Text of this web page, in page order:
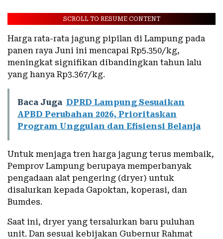
SCROLL TO RESUME CONTENT
Harga rata-rata jagung pipilan di Lampung pada
panen raya Juni ini mencapai Rp5.350/kg,
meningkat signifikan dibandingkan tahun lalu
yang hanya Rp3.367/kg.
Baca Juga DPRD Lampung Sesuaikan
APBD Perubahan 2026, Prioritaskan
Program Unggulan dan Efisiensi Belanja
Untuk menjaga tren harga jagung terus membaik,
Pemprov Lampung berupaya memperbanyak
pengadaan alat pengering (dryer) untuk
disalurkan kepada Gapoktan, koperasi, dan
Bumdes.
Saat ini, dryer yang tersalurkan baru puluhan
unit. Dan sesuai kebijakan Gubernur Rahmat